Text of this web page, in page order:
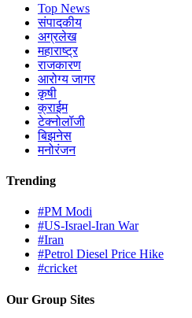
Top News
संपादकीय
अग्रलेख
महाराष्ट्र
राजकारण
आरोग्य जागर
कृषी
क्राईम
टेक्नोलॉजी
बिझनेस
मनोरंजन
Trending
#PM Modi
#US-Israel-Iran War
#Iran
#Petrol Diesel Price Hike
#cricket
Our Group Sites